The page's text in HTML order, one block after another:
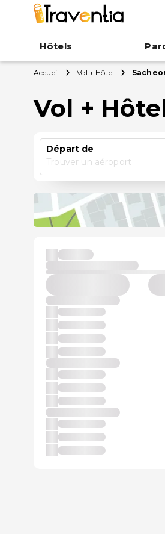
Hôtels
Accueil Vol + Hôtel
Vol +
Départ de
Trouver un aéroport